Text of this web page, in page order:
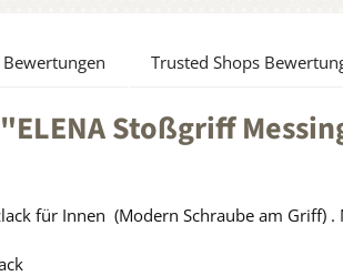
Bewertungen Trusted Shops
Stoßgriff
für Innen (Modern Schraube am Griff) .